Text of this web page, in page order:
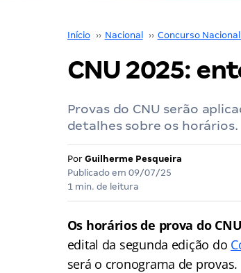
Início ›› Nacional ›› Concurso
CNU 2025:
Provas do CNU serão
detalhes sobre os horários.
Por Guilherme Pesqueira
Publicado em 09/07/25
1 min. de leitura
Os horários de prova do CNU
edital da segunda edição do
será o cronograma de provas.